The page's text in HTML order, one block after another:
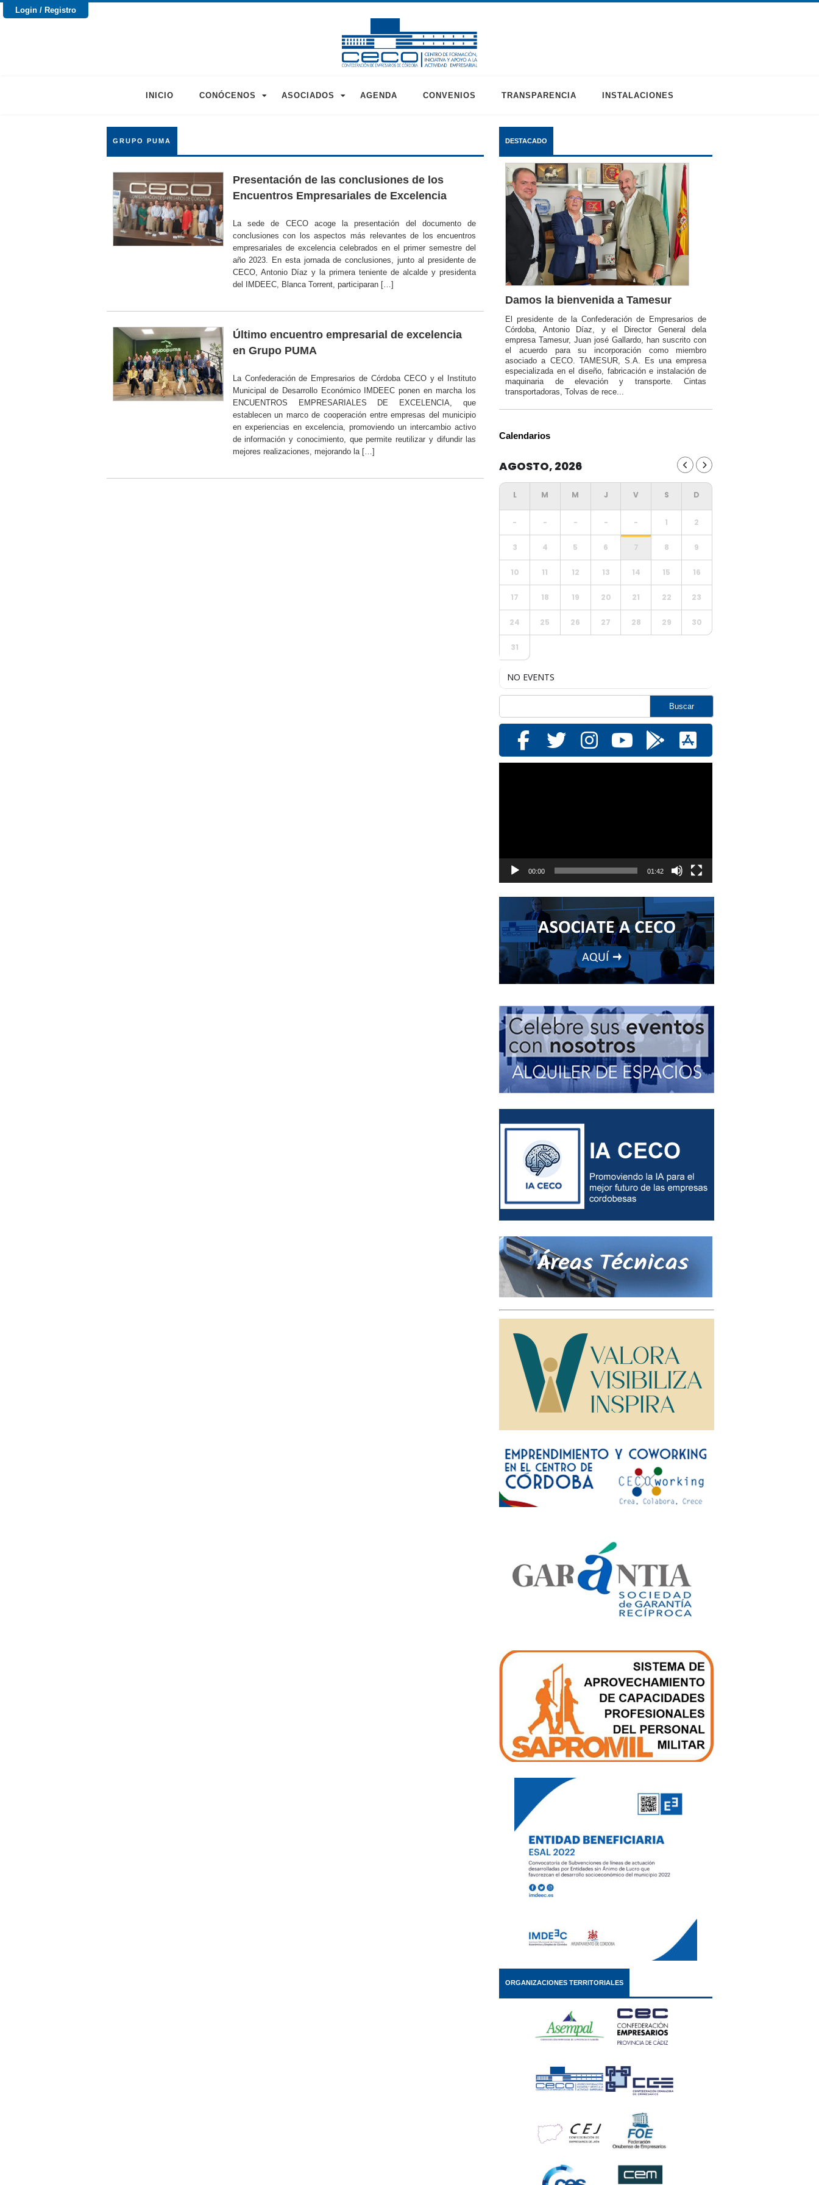
Login / Registro
INICIO CONÓCENOS ASOCIADOS AGENDA CONVENIOS TRANSPARENCIA INSTALACIONES
GRUPO PUMA
Presentación de las conclusiones de los
Encuentros Empresariales de Excelencia
La sede de CECO acoge la presentación del documento de
conclusiones con los aspectos más relevantes de los encuentros
empresariales de excelencia celebrados en el primer semestre del
año 2023. En esta jornada de conclusiones, junto al presidente de
CECO, Antonio Díaz y la primera teniente de alcalde y presidenta
del IMDEEC, Blanca Torrent, participaran […]
Último encuentro empresarial de excelencia
en Grupo PUMA
La Confederación de Empresarios de Córdoba CECO y el Instituto
Municipal de Desarrollo Económico IMDEEC ponen en marcha los
ENCUENTROS EMPRESARIALES DE EXCELENCIA, que
establecen un marco de cooperación entre empresas del municipio
en experiencias en excelencia, promoviendo un intercambio activo
de información y conocimiento, que permite reutilizar y difundir las
mejores realizaciones, mejorando la […]
DESTACADO
Damos la bienvenida a Tamesur
El presidente de la Confederación de Empresarios de
Córdoba, Antonio Díaz, y el Director General dela
empresa Tamesur, Juan josé Gallardo, han suscrito con
el acuerdo para su incorporación como miembro
asociado a CECO. TAMESUR, S.A. Es una empresa
especializada en el diseño, fabricación e instalación de
maquinaria de elevación y transporte. Cintas
transportadoras, Tolvas de rece...
Calendarios
AGOSTO, 2026
- - - - - 1 2
3 4 5 6 7 8 9
10 11 12 13 14 15 16
17 18 19 20 21 22 23
24 25 26 27 28 29 30
31
NO EVENTS
00:00 01:42
ORGANIZACIONES TERRITORIALES